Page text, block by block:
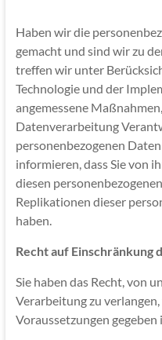
Haben wir die
gemacht und sind wir zu
treffen wir unter
Technologie und der
angemessene
Datenverarbeitung
personenbezogenen
informieren, dass Sie von
diesen
Replikationen dieser
haben.
Recht auf Einschränkung
Sie haben das Recht, von
Verarbeitung zu
Voraussetzungen gegeben